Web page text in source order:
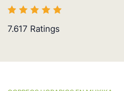
7.617 Ratings